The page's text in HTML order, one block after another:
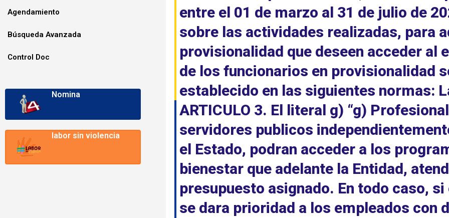
Agendamiento
Búsqueda Avanzada
Control Doc
Nomina
labor sin violencia
entre el 01 de marzo al 31 de julio de
sobre las actividades realizadas, para
provisionalidad que deseen acceder al
de los funcionarios en provisionalidad
establecido en las siguientes normas:
ARTICULO 3. El literal g) “g)
servidores publicos
el Estado, podran acceder a los
bienestar que adelante la Entidad,
presupuesto asignado. En todo caso,
se dara prioridad a los empleados con